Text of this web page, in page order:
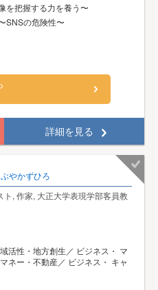
を把握する力を養う〜
SNSの危険性〜
詳細を見る
やかずひろ
ト, 作家, 大正大学表現学部客員教
活性・地方創生／ ビジネス・ マ
ネー・不動産／ ビジネス・ キャ